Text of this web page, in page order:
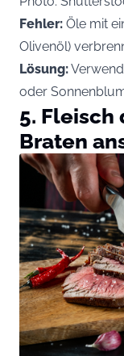
Fehler: Öle mit
Olivenöl)
Lösung:
oder
5. Fleisch
Braten